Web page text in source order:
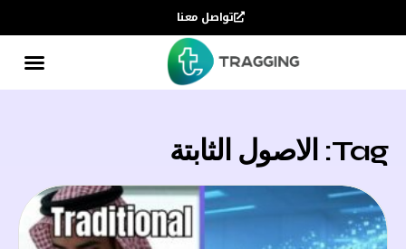
تواصل معنا
Tag: الاصول الثابتة